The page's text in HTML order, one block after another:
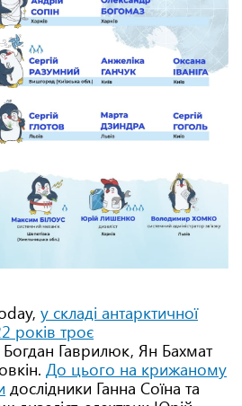
у складі антарктичної
років троє
Богдан Гаврилюк, Ян Бахмат
До цього на крижаному
дослідники Ганна Соїна та